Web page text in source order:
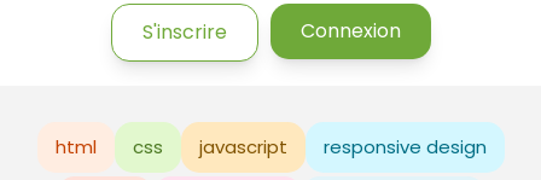
S'inscrire Connexion
html css javascript responsive design